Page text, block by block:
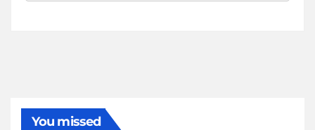
You missed